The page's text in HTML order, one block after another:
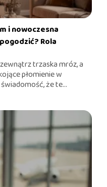
i nowoczesna
Rola
trzaska mróz, a
płomienie w
że te...